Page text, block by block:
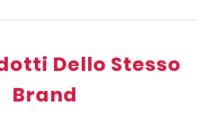
Dello Stesso
Brand